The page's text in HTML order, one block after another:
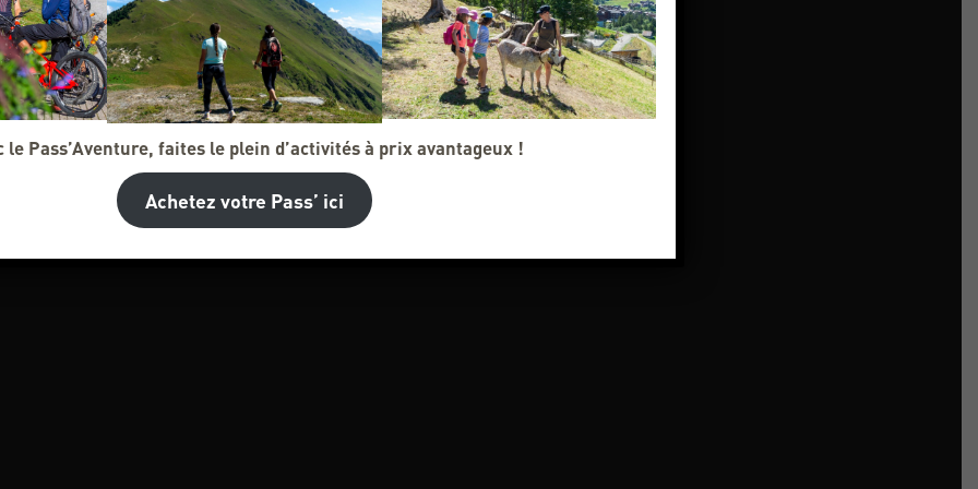
le Pass’Aventure, faites le plein d’activités à prix avantageux !
Achetez votre Pass’ ici